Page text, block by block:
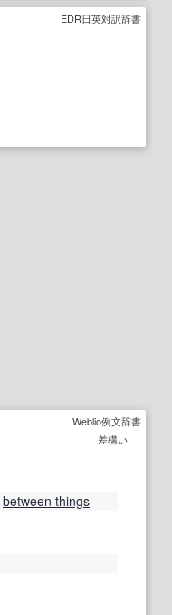
EDR日英対訳辞書
Weblio例文辞書
差構い
between things